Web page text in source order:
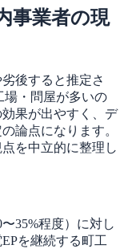
事業者の現
後すると推定さ
場・問屋が多いの
果が出やすく、デ
論点になります。
を中立的に整理し
35%程度）に対し
を継続する町工